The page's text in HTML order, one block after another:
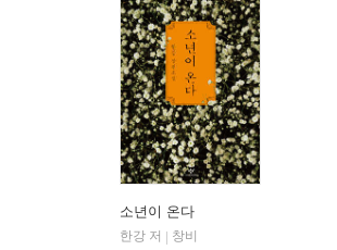
소년이 온다
한강 저 창비